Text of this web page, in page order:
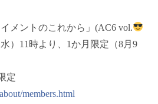
メントのこれから」(AC6 vol.
）11時より、1か月限定（8月9
定
members.html